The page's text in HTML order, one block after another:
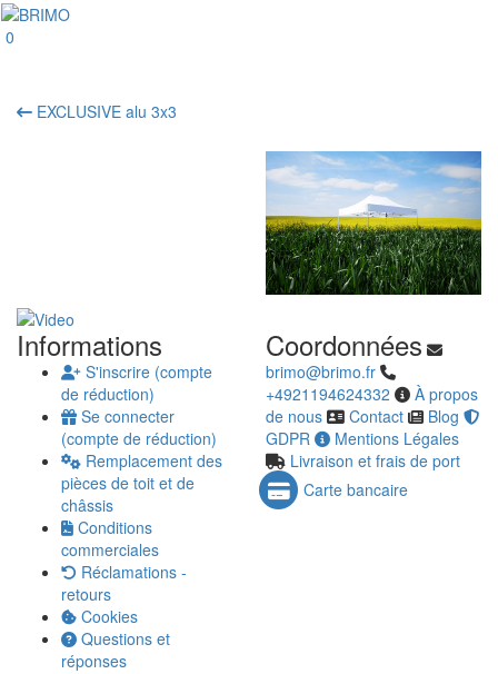
0
EXCLUSIVE alu 3x3
Informations
S'inscrire (compte
de réduction)
Se connecter
(compte de réduction)
Remplacement des
pièces de toit et de
châssis
Conditions
commerciales
Réclamations -
retours
Cookies
Questions et
réponses
Coordonnées
brimo@brimo.fr
+4921194624332
À propos
de nous
Contact
Blog
GDPR
Mentions Légales
Livraison et frais de port
Carte bancaire